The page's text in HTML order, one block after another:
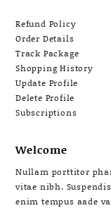
Refund Policy
Order Details
Track Package
Shopping History
Update Profile
Delete Profile
Subscriptions
Welcome
Nullam porttitor
vitae nibh.
enim tempus aade